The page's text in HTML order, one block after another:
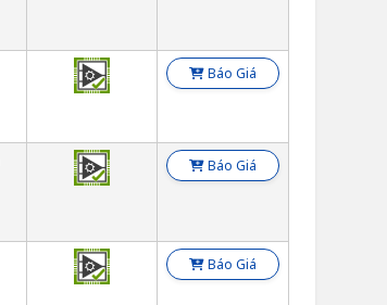
Báo Giá
Báo Giá
Báo Giá